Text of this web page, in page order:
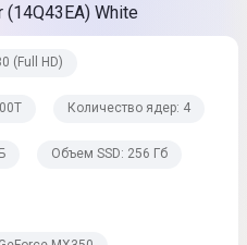
White
(Full HD)
Количество ядер: 4
Объем SSD: 256 Гб